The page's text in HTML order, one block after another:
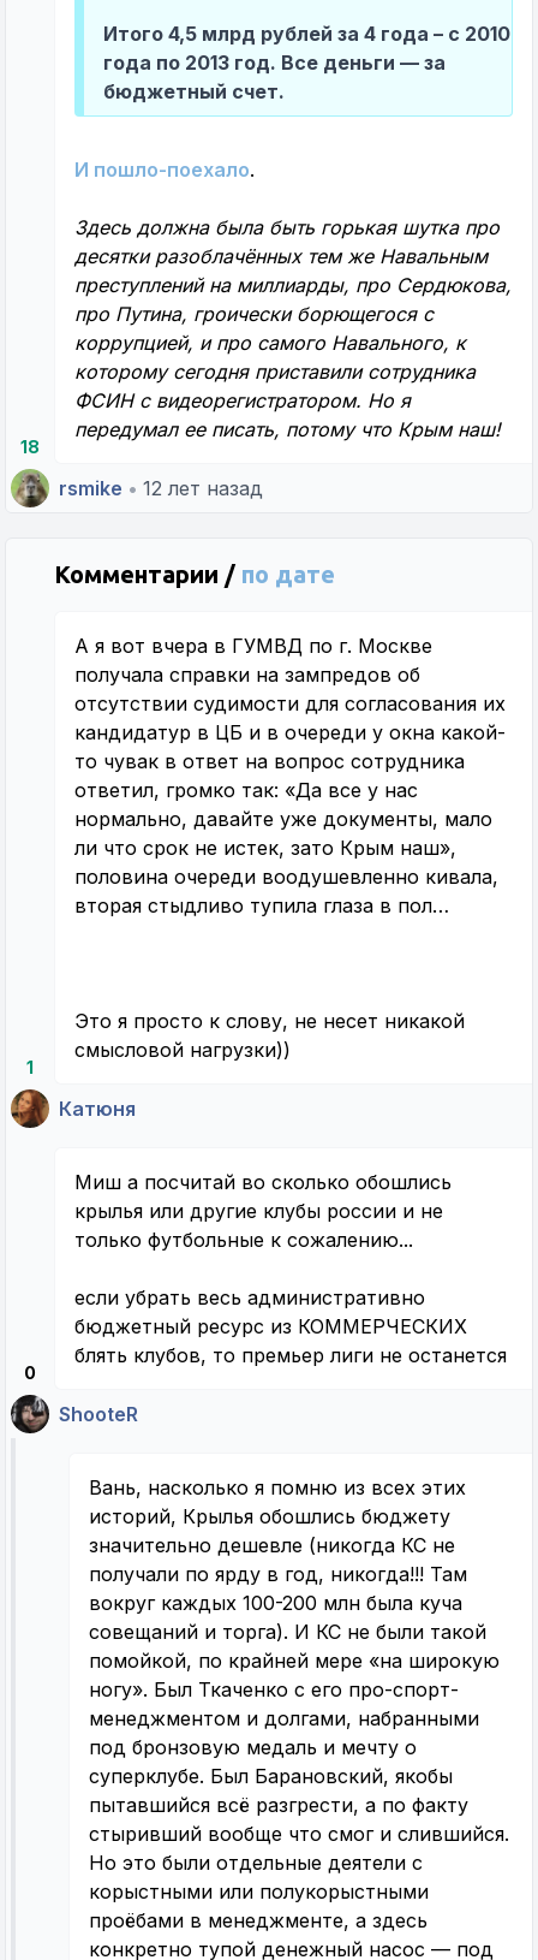
18
Итого 4,5 млрд рублей за 4 года – с 2010
года по 2013 год. Все деньги — за
бюджетный счет.
И пошло-поехало.
Здесь должна была быть горькая шутка про
десятки разоблачённых тем же Навальным
преступлений на миллиарды, про Сердюкова,
про Путина, гроически борющегося с
коррупцией, и про самого Навального, к
которому сегодня приставили сотрудника
ФСИН с видеорегистратором. Но я
передумал ее писать, потому что Крым наш!
rsmike • 12 лет назад
Комментарии / по дате
1
А я вот вчера в ГУМВД по г. Москве
получала справки на зампредов об
отсутствии судимости для согласования их
кандидатур в ЦБ и в очереди у окна какой-
то чувак в ответ на вопрос сотрудника
ответил, громко так: «Да все у нас
нормально, давайте уже документы, мало
ли что срок не истек, зато Крым наш»,
половина очереди воодушевленно кивала,
вторая стыдливо тупила глаза в пол…
Это я просто к слову, не несет никакой
смысловой нагрузки))
Катюня
0
Миш а посчитай во сколько обошлись
крылья или другие клубы россии и не
только футбольные к сожалению...
если убрать весь административно
бюджетный ресурс из КОММЕРЧЕСКИХ
блять клубов, то премьер лиги не останется
ShooteR
Вань, насколько я помню из всех этих
историй, Крылья обошлись бюджету
значительно дешевле (никогда КС не
получали по ярду в год, никогда!!! Там
вокруг каждых 100-200 млн была куча
совещаний и торга). И КС не были такой
помойкой, по крайней мере «на широкую
ногу». Был Ткаченко с его про-спорт-
менеджментом и долгами, набранными
под бронзовую медаль и мечту о
суперклубе. Был Барановский, якобы
пытавшийся всё разгрести, а по факту
стыривший вообще что смог и слившийся.
Но это были отдельные деятели с
корыстными или полукорыстными
проёбами в менеджменте, а здесь
конкретно тупой денежный насос — под